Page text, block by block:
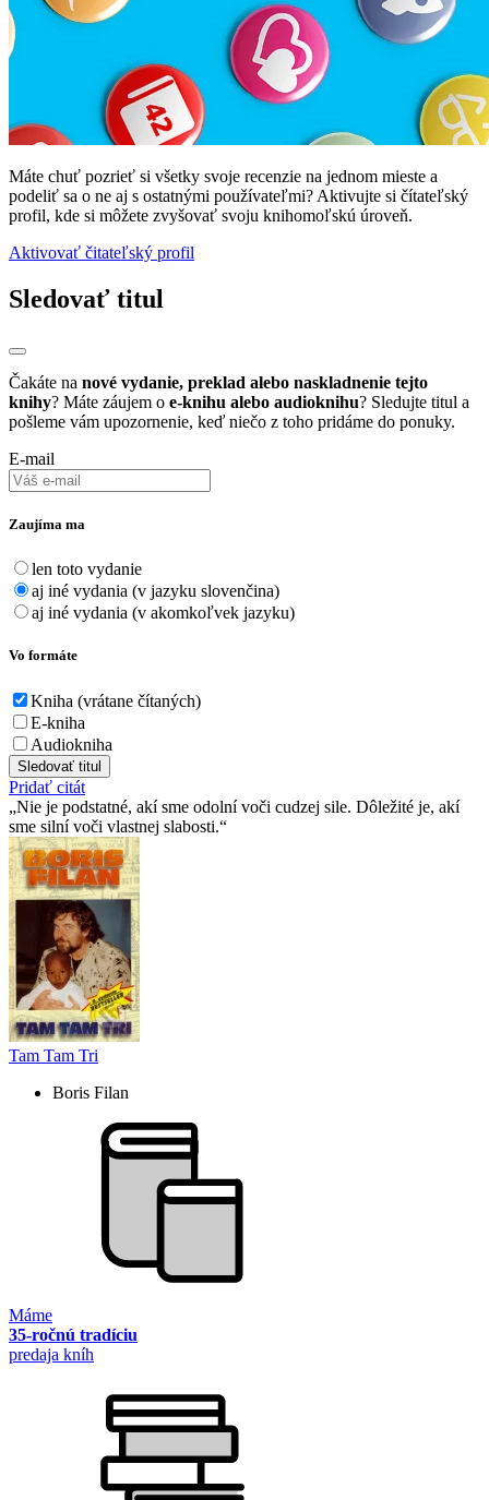
Máte chuť pozrieť si všetky svoje recenzie na jednom mieste a
podeliť sa o ne aj s ostatnými používateľmi? Aktivujte si čítateľský
profil, kde si môžete zvyšovať svoju knihomoľskú úroveň.
Aktivovať čitateľský profil
Sledovať titul
Čakáte na nové vydanie, preklad alebo naskladnenie tejto
knihy? Máte záujem o e-knihu alebo audioknihu? Sledujte titul a
pošleme vám upozornenie, keď niečo z toho pridáme do ponuky.
E-mail
Zaujíma ma
len toto vydanie
aj iné vydania (v jazyku slovenčina)
aj iné vydania (v akomkoľvek jazyku)
Vo formáte
Kniha (vrátane čítaných)
E-kniha
Audiokniha
Sledovať titul
Pridať citát
Nie je podstatné, akí sme odolní voči cudzej sile. Dôležité je, akí
sme silní voči vlastnej slabosti.
Tam Tam Tri
Boris Filan
Máme
35-ročnú tradíciu
predaja kníh